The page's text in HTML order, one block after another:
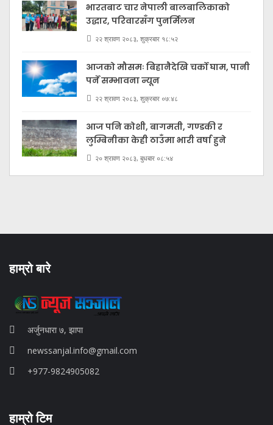
भारतबाट चार नेपाली बालबालिकाको
उद्धार, परिवारसँग पुनर्मिलन
२२ श्रावण २०८३, शुक्रबार १८:५२
आजको मौसमः बिहानैदेखि चर्को घाम, पानी
पर्ने सम्भावना न्यून
२२ श्रावण २०८३, शुक्रबार ०७:४८
आज पनि कोशी, बागमती, गण्डकी र
लुम्बिनीका केही ठाउँमा भारी वर्षा हुने
२० श्रावण २०८३, बुधबार ०८:५४
हाम्रो बारे
अर्जुनधारा ७, झापा
newssanjal.info@gmail.com
+977-9824905082
b88 slot
हाम्रो टिम